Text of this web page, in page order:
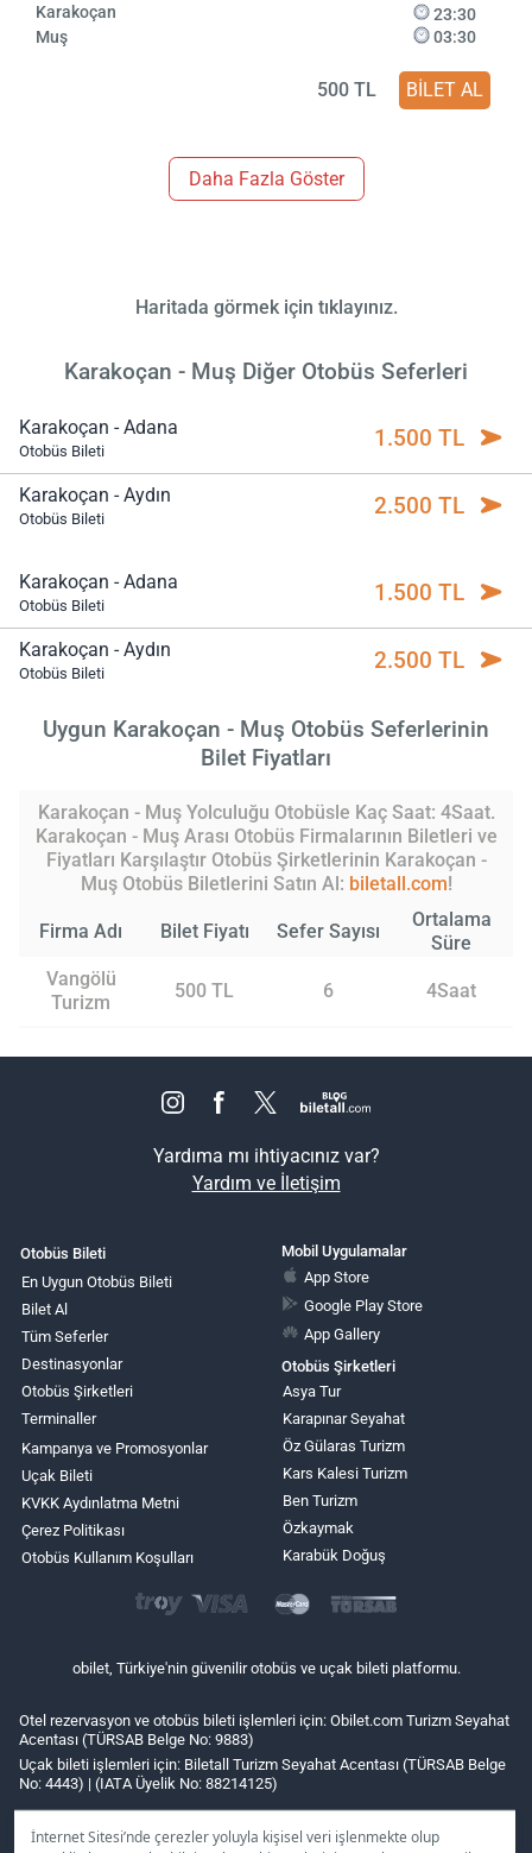
İnternet Sitesi’nde çerezler yoluyla kişisel veri işlenmekte olup
Karakoçan
Muş
23:30
03:30
500 TL BİLET AL
Daha Fazla Göster
Haritada görmek için tıklayınız.
Karakoçan - Muş Diğer Otobüs Seferleri
Karakoçan - Adana
Otobüs Bileti 1.500 TL
Karakoçan - Aydın
Otobüs Bileti 2.500 TL
Karakoçan - Adana
Otobüs Bileti 1.500 TL
Karakoçan - Aydın
Otobüs Bileti 2.500 TL
Uygun Karakoçan - Muş Otobüs Seferlerinin
Bilet Fiyatları
Karakoçan - Muş Yolculuğu Otobüsle Kaç Saat: 4Saat.
Karakoçan - Muş Arası Otobüs Firmalarının Biletleri ve
Fiyatları Karşılaştır Otobüs Şirketlerinin Karakoçan -
Muş Otobüs Biletlerini Satın Al: biletall.com!
Firma Adı Bilet Fiyatı Sefer Sayısı
Ortalama
Süre
Vangölü
Turizm
500 TL 6 4Saat
Yardıma mı ihtiyacınız var?
Yardım ve İletişim
Otobüs Bileti
En Uygun Otobüs Bileti
Bilet Al
Tüm Seferler
Destinasyonlar
Otobüs Şirketleri
Terminaller
Kampanya ve Promosyonlar
Uçak Bileti
KVKK Aydınlatma Metni
Çerez Politikası
Otobüs Kullanım Koşulları
Mobil Uygulamalar
App Store
Google Play Store
App Gallery
Otobüs Şirketleri
Asya Tur
Karapınar Seyahat
Öz Gülaras Turizm
Kars Kalesi Turizm
Ben Turizm
Özkaymak
Karabük Doğuş
obilet, Türkiye'nin güvenilir otobüs ve uçak bileti platformu.
Otel rezervasyon ve otobüs bileti işlemleri için: Obilet.com Turizm Seyahat
Acentası (TÜRSAB Belge No: 9883)
Uçak bileti işlemleri için: Biletall Turizm Seyahat Acentası (TÜRSAB Belge
No: 4443) | (IATA Üyelik No: 88214125)